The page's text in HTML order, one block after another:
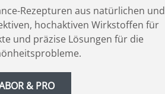
Rezepturen aus natürlichen und
hochaktiven Wirkstoffen für
und präzise Lösungen für die
& PRO